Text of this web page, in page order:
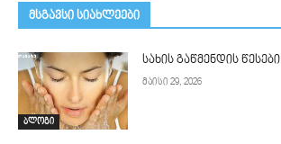
მსგავსი სიახლეები
ბლოგი
სახის გაწმენდის წესები
მაისი 29, 2026